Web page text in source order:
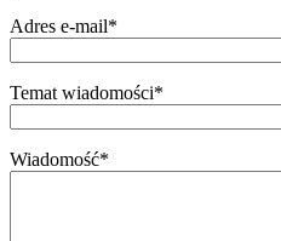
Adres e-mail*
Temat wiadomości*
Wiadomość*